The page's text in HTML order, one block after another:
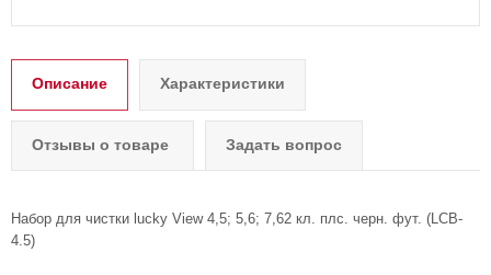
Описание Характеристики
Отзывы о товаре Задать вопрос
Набор для чистки lucky View 4,5; 5,6; 7,62 кл. плс. черн. фут. (LCB-
4.5)